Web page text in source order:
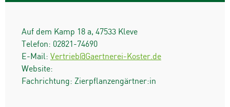
Auf dem Kamp 18 a, 47533 Kleve
Telefon: 02821-74690
E-Mail: Vertrieb@Gaertnerei-Koster.de
Website:
Fachrichtung: Zierpflanzengärtner:in